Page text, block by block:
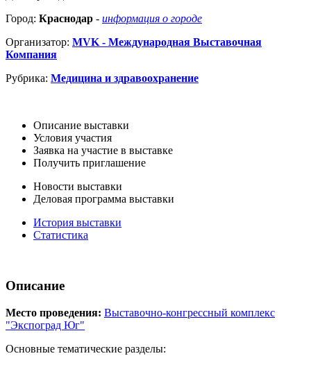
Город: Краснодар - информация о городе
Организатор: MVK - Международная Выставочная
Компания
Рубрика: Медицина и здравоохранение
Описание выставки
Условия участия
Заявка на участие в выставке
Получить приглашение
Новости выставки
Деловая программа выставки
История выставки
Статистика
Описание
Место проведения: Выставочно-конгрессный комплекс
"Экспоград Юг"
Основные тематические разделы: